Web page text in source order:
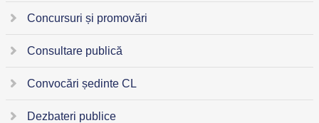
Concursuri și promovări
Consultare publică
Convocări ședinte CL
Dezbateri publice